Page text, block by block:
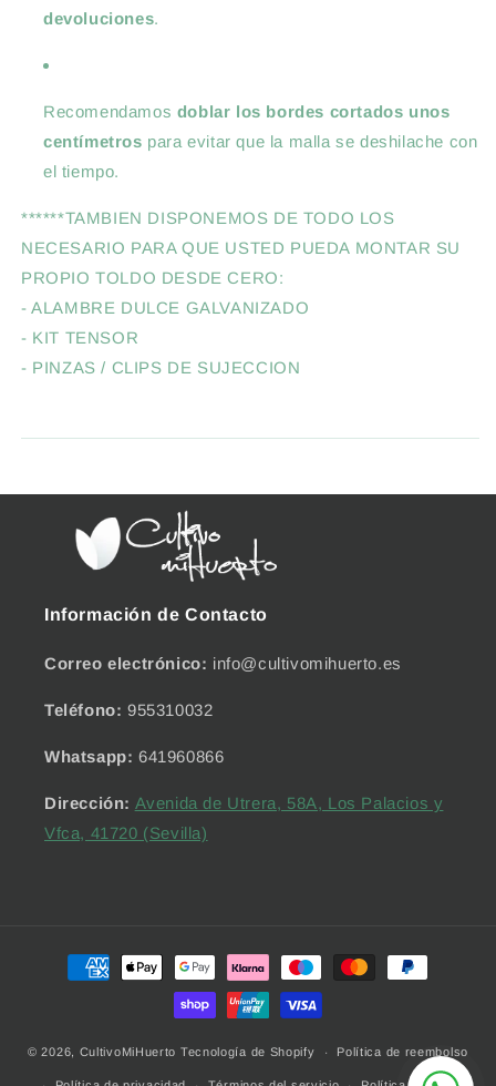
devoluciones.
Recomendamos doblar los bordes cortados unos
centímetros para evitar que la malla se deshilache con
el tiempo.
******TAMBIEN DISPONEMOS DE TODO LOS
NECESARIO PARA QUE USTED PUEDA MONTAR SU
PROPIO TOLDO DESDE CERO:
- ALAMBRE DULCE GALVANIZADO
- KIT TENSOR
- PINZAS / CLIPS DE SUJECCION
Información de Contacto
Correo electrónico: info@cultivomihuerto.es
Teléfono: 955310032
Whatsapp: 641960866
Dirección: Avenida de Utrera, 58A, Los Palacios y
Vfca, 41720 (Sevilla)
Formas
© 2026, CultivoMiHuerto Tecnología de Shopify Política de reembolso